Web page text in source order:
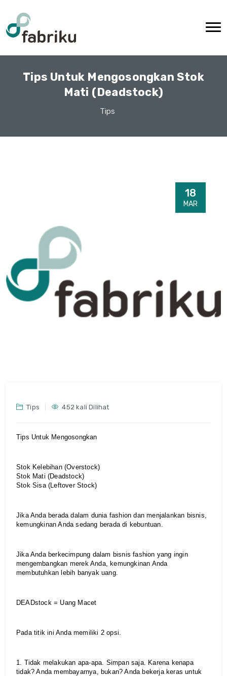
Tips Untuk Mengosongkan Stok
Mati (Deadstock)
Tips
18
MAR
Tips 452 kali Dilihat
Tips Untuk Mengosongkan
Stok Kelebihan (Overstock)
Stok Mati (Deadstock)
Stok Sisa (Leftover Stock)
Jika Anda berada dalam dunia fashion dan menjalankan bisnis,
kemungkinan Anda sedang berada di kebuntuan.
Jika Anda berkecimpung dalam bisnis fashion yang ingin
mengembangkan merek Anda, kemungkinan Anda
membutuhkan lebih banyak uang.
DEADstock = Uang Macet
Pada titik ini Anda memiliki 2 opsi.
1. Tidak melakukan apa-apa. Simpan saja. Karena kenapa
tidak? Anda membayarnya, bukan? Anda bekerja keras untuk